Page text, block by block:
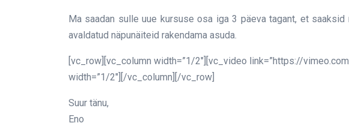
Ma saadan sulle uue kursuse osa iga 3 päeva tagant, et
avaldatud näpunäiteid rakendama asuda.
[vc_row][vc_column width=”1/2″][vc_video link=”https://
width=”1/2″][/vc_column][/vc_row]
Suur tänu,
Eno